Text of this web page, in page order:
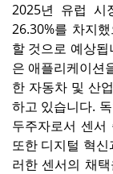
2025년 유럽 시
26.30%를 차지
할 것으로 예상
은 애플리케이션
한 자동차 및 산
하고 있습니다.
두주자로서 센서
또한 디지털 혁
러한 센서의 채